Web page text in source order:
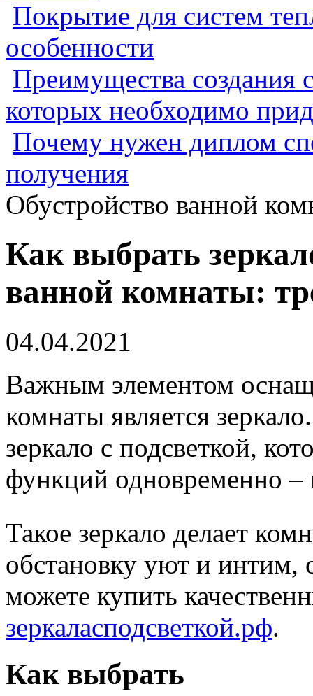
Покрытие для систем
особенности
Преимущества создания
которых необходимо
Почему нужен диплом
получения
Обустройство ванной
Как выбрать
ванной комнаты:
04.04.2021
Важным элементом
комнаты является
зеркало с подсветкой,
функций одновременно –
Такое зеркало делает
обстановку уют и интим,
можете купить
зеркаласподсветкой.рф.
Как выбрать